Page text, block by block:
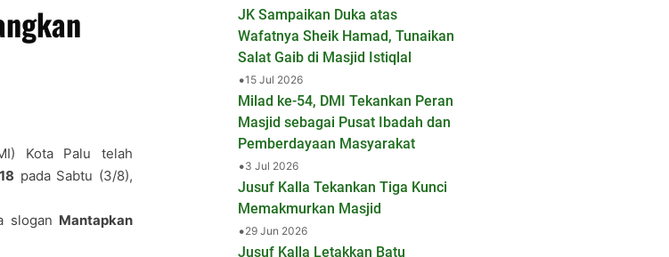
Kota Palu telah
pada Sabtu (3/8),
slogan Mantapkan
JK Sampaikan Duka atas
Wafatnya Sheik Hamad, Tunaikan
Salat Gaib di Masjid Istiqlal
•15 Jul 2026
Milad ke-54, DMI Tekankan Peran
Masjid sebagai Pusat Ibadah dan
Pemberdayaan Masyarakat
•3 Jul 2026
Jusuf Kalla Tekankan Tiga Kunci
Memakmurkan Masjid
•29 Jun 2026
Jusuf Kalla Letakkan Batu